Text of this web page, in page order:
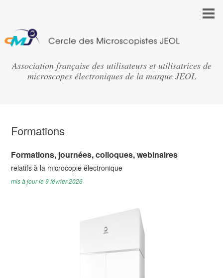
Association française des utilisateurs et utilisatrices de
microscopes électroniques de la marque JEOL
Formations
Formations, journées,colloques, webinaires
relatifs à la microcopie électronique
mis à jour le 9 février 2026